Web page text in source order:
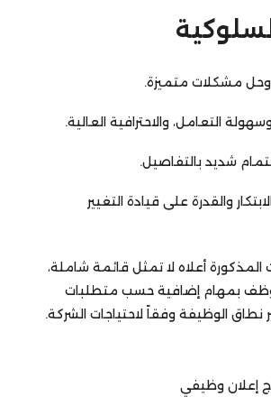
وحل مشكلات متميزة.
التعامل، والاحترافية العالية.
شديد بالتفاصيل.
والقدرة على قيادة التغيير
المذكورة أعلاه لا تمثل قائمة شاملة،
بمهام إضافية حسب متطلبات
نطاق الوظيفة وفقاً لاحتياجات الشركة.
إعلان وظيفي